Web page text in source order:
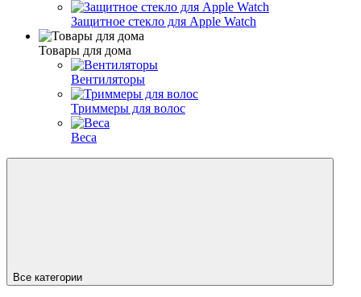
Защитное стекло для Apple Watch
Товары для дома
Вентиляторы
Триммеры для волос
Веса
Все категории